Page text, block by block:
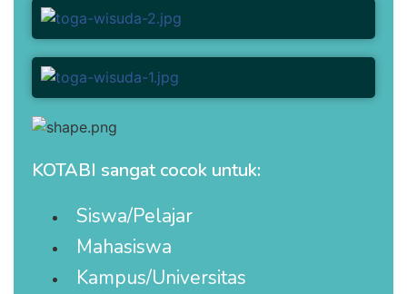
KOTABI sangat cocok untuk:
Siswa/Pelajar
Mahasiswa
Kampus/Universitas